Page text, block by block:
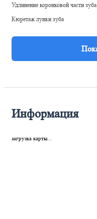
Удлинение коронковой части зуба
Кюретаж лунки зуба
Информация
загрузка карты...